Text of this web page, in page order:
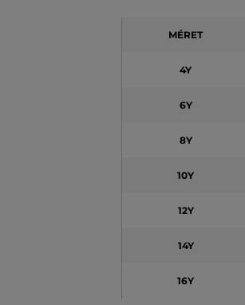
MÉRET
4Y
6Y
8Y
10Y
12Y
14Y
16Y